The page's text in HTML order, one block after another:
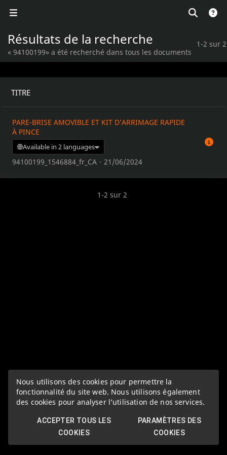
Nous utilisons des cookies pour permettre la
fonctionnalité du site web. Nous utilisons également
des cookies pour analyser l’utilisation de nos services.
ACCEPTER TOUS LES
COOKIES
PARAMÈTRES DES
COOKIES
Résultats de la recherche
« 94100199» a été recherché dans tous les documents
1-2 sur 2
TITRE
PARE-BRISE AMOVIBLE ET KIT D’ARRIMAGE RAPIDE
À PINCE
Available in 2 languages
94100199_1546884_fr_CA · 21/06/2024
1-2 sur 2